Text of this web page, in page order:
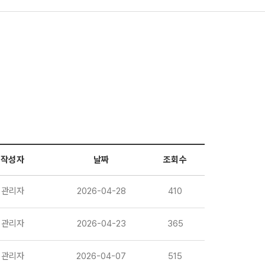
작성자 날짜 조회수
관리자 2026-04-28 410
관리자 2026-04-23 365
관리자 2026-04-07 515